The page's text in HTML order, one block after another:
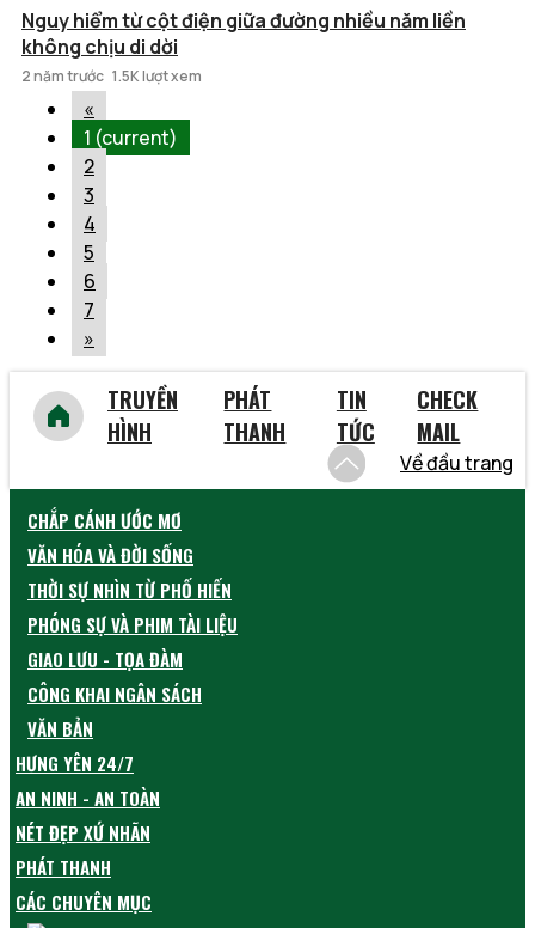
Nguy hiểm từ cột điện giữa đường nhiều năm liền
không chịu di dời
2 năm trước 1.5K lượt xem
«
1 (current)
2
3
4
5
6
7
»
TRUYỀN
HÌNH
PHÁT
THANH
TIN
TỨC
CHECK
MAIL
Về đầu trang
CHẮP CÁNH ƯỚC MƠ
VĂN HÓA VÀ ĐỜI SỐNG
THỜI SỰ NHÌN TỪ PHỐ HIẾN
PHÓNG SỰ VÀ PHIM TÀI LIỆU
GIAO LƯU - TỌA ĐÀM
CÔNG KHAI NGÂN SÁCH
VĂN BẢN
HƯNG YÊN 24/7
AN NINH - AN TOÀN
NÉT ĐẸP XỨ NHÃN
PHÁT THANH
CÁC CHUYÊN MỤC